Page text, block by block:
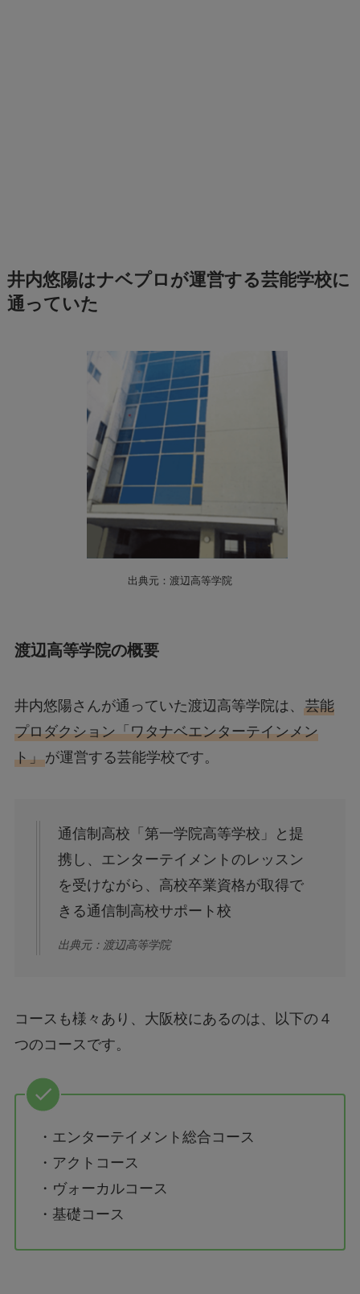
井内悠陽はナベプロが運営する芸能学校に
通っていた
出典元：渡辺高等学院
渡辺高等学院の概要
井内悠陽さんが通っていた渡辺高等学院は、 芸能
プロダクション「ワタナベエンターテインメン
ト」が運営する芸能学校です。
通信制高校「第一学院高等学校」と提
携し、エンターテイメントのレッスン
を受けながら、高校卒業資格が取得で
きる通信制高校サポート校
出典元：渡辺高等学院
コースも様々あり、大阪校にあるのは、以下の４
つのコースです。
・エンターテイメント総合コース
・アクトコース
・ヴォーカルコース
・基礎コース